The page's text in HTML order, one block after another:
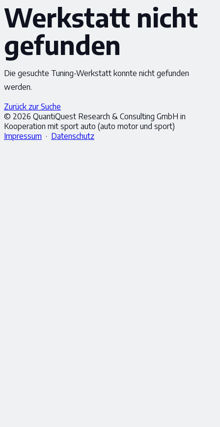
Werkstatt nicht
gefunden
Die gesuchte Tuning-Werkstatt konnte nicht gefunden
werden.
Zurück zur Suche
© 2026 QuantiQuest Research & Consulting GmbH in
Kooperation mit sport auto (auto motor und sport)
Impressum · Datenschutz